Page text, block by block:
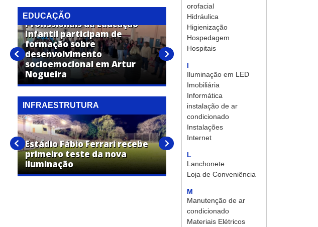
orofacial
Hidráulica
Higienização
Hospedagem
Hospitais
I
Iluminação em LED
Imobiliária
Informática
instalação de ar
condicionado
Instalações
Internet
L
Lanchonete
Loja de Conveniência
M
Manutenção de ar
condicionado
Materiais Elétricos
EDUCAÇÃO
Profissionais da Educação
Infantil participam de
formação sobre
desenvolvimento
socioemocional em Artur
Nogueira
Profissionais da Educação
recebem capacitação em
primeiros socorros pela Lei
Lucas
INFRAESTRUTURA
Estádio Fábio Ferrari recebe
primeiro teste da nova
iluminação
Prefeitura de Artur Nogueira
melhora acesso entre bairros
com obras na Rua Germano
Stein